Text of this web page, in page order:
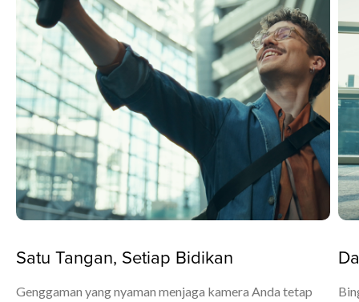
Satu Tangan, Setiap Bidikan
Genggaman yang nyaman menjaga kamera Anda tetap